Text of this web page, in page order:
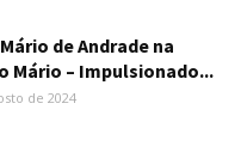
de Andrade na
Mário – Impulsionado...
de 2024